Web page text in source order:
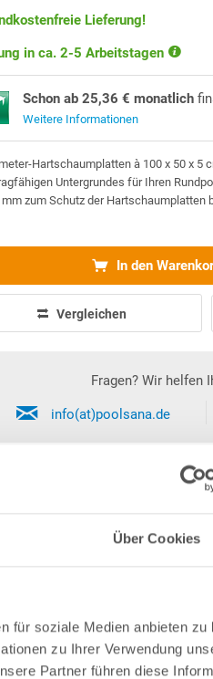
Über Cookies
für soziale Medien anbieten zu
zu Ihrer Verwendung
Partner führen diese
Lieferung!
in ca. 2-5 Arbeitstagen
Schon ab 25,36 € monatlich
Weitere Informationen
Hartschaumplatten à 100 x 50 x 5
Untergrundes für Ihren
mm zum Schutz der Hartschaumplatten
In den
Vergleichen
Fragen? Wir helfen
info(at)poolsana.de
Ø 4,20 m"
Rundpool erschaffen.
Nut- und Federverbindung, sind